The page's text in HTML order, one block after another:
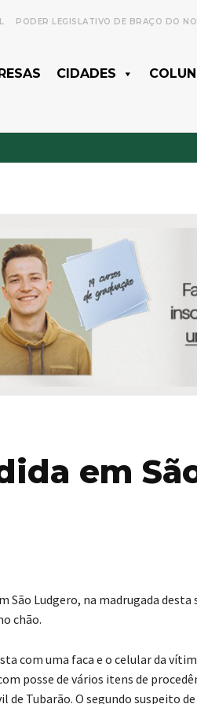
PODER LEGISLATIVO DE BRAÇO DO
CIDADES
em
São Ludgero, na madrugada desta
chão.
com uma faca e o celular da
posse de vários itens de
de Tubarão. O segundo suspeito